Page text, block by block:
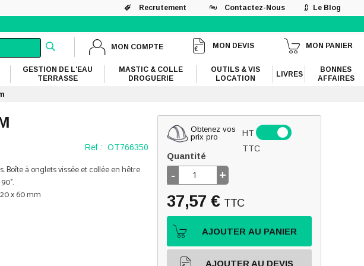
Recrutement Contactez-Nous Le Blog
MON COMPTE MON DEVIS MON PANIER
GESTION DE L'EAU
TERRASSE
MASTIC & COLLE
DROGUERIE
OUTILS & VIS
LOCATION
LIVRES
BONNES
AFFAIRES
Ref : OT766350
Boîte à onglets vissée et collée en hêtre
x 60 mm
Obtenez vos
prix pro
HT
TTC
Quantité
- +
37,57 € TTC
AJOUTER AU PANIER
AJOUTER AU DEVIS